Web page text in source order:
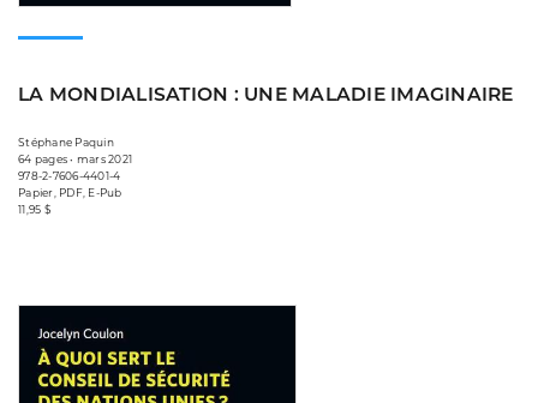
LA MONDIALISATION : UNE MALADIE IMAGINAIRE
Stéphane Paquin
64 pages • mars 2021
978-2-7606-4401-4
Papier, PDF, E-Pub
11,95 $